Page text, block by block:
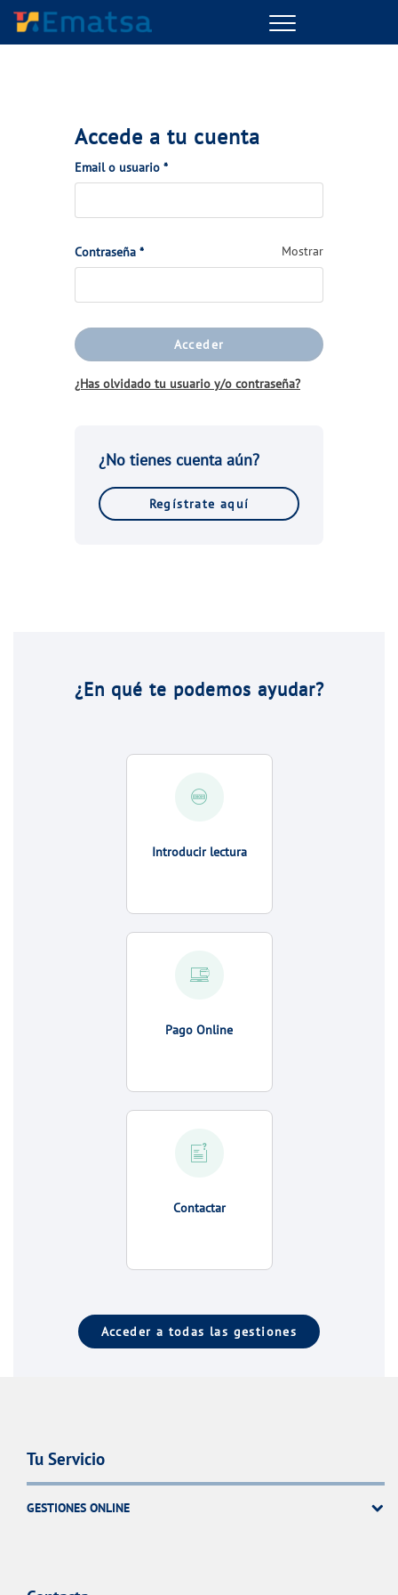
Menu
¿En qué te podemos ayudar?
Introducir lectura
Pago Online
Contactar
Acceder a todas las gestiones
Accede a tu cuenta
Email o usuario *(Obligatorio)
Contraseña *(Obligatorio) Mostrar
Acceder
¿Has olvidado tu usuario y/o contraseña?
¿No tienes cuenta aún?
Regístrate aquí
Tu Servicio
GESTIONES ONLINE